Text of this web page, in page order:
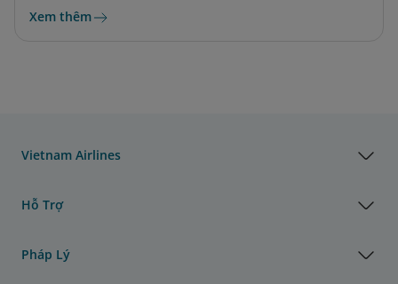
Xem thêm
Vietnam Airlines
Hỗ Trợ
Pháp Lý